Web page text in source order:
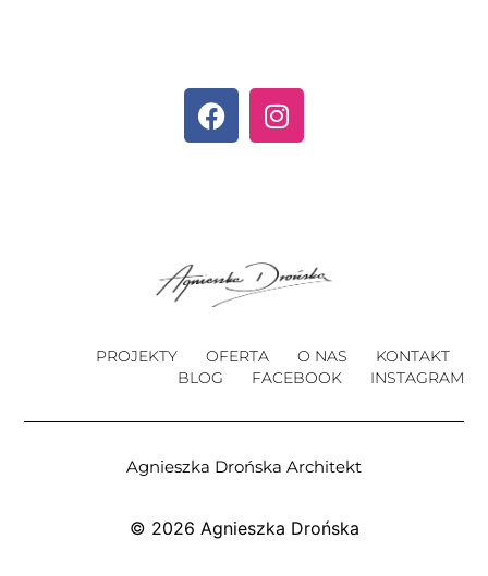
PROJEKTY OFERTA O NAS
KONTAKT
BLOG
FACEBOOK INSTAGRAM
Agnieszka Drońska Architekt
© 2026 Agnieszka Drońska